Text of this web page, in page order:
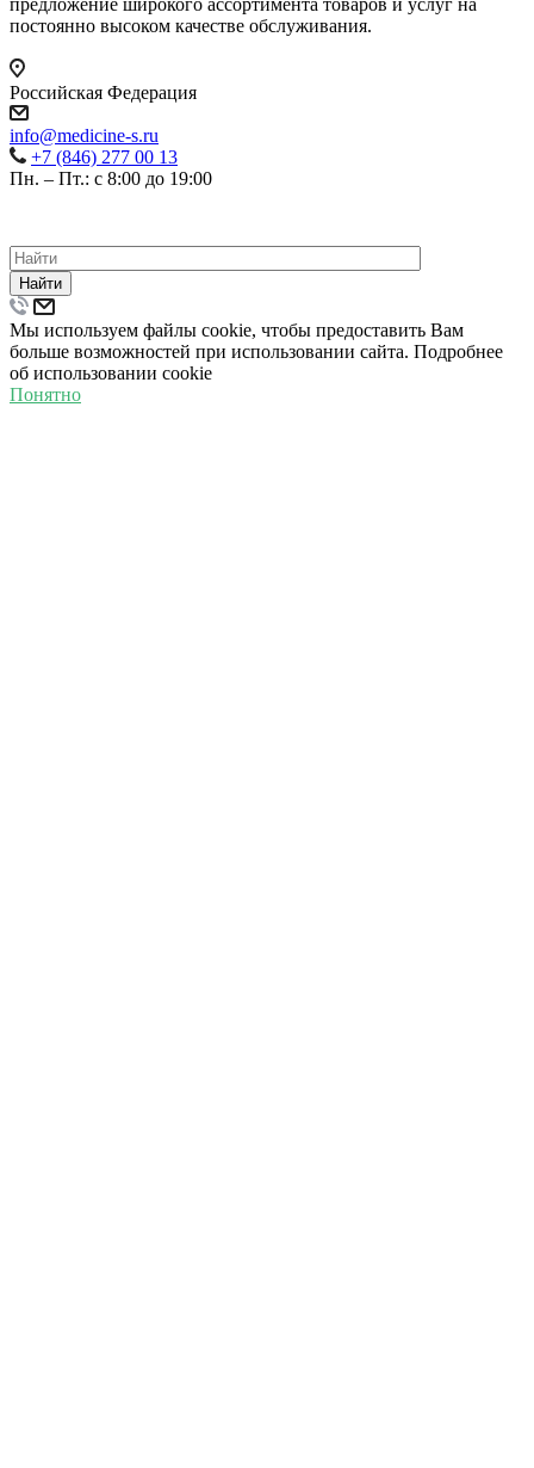
постоянно высоком качестве обслуживания.
Российская Федерация
info@medicine-s.ru
+7 (846) 277 00 13
Пн. – Пт.: с 8:00 до 19:00
Найти
Мы используем файлы cookie, чтобы предоставить Вам
больше возможностей при использовании сайта. Подробнее
об использовании cookie
Понятно